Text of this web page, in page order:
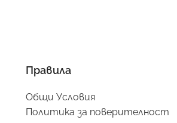
Правила
Общи Условия
Политика за поверителност